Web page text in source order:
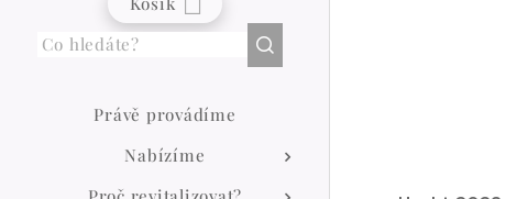
Právě provádíme
Nabízíme